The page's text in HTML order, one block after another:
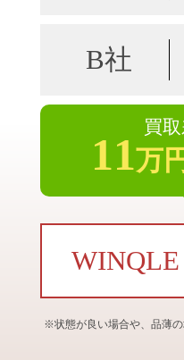
B社
買
11万
WINQLE
※状態が良い場合や、品薄